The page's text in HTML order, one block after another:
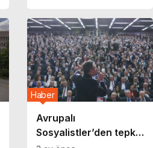
Avrupalı
Sosyalistler’den tepki:
Haber